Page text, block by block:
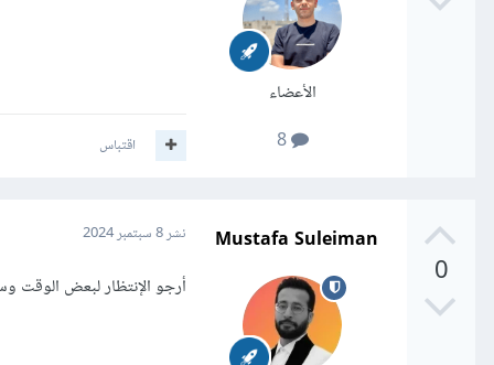
الأعضاء
8
اقتباس
0
Mustafa Suleiman نشر8 سبتمبر 2024
أرجو الإنتظار لبعض الوقت